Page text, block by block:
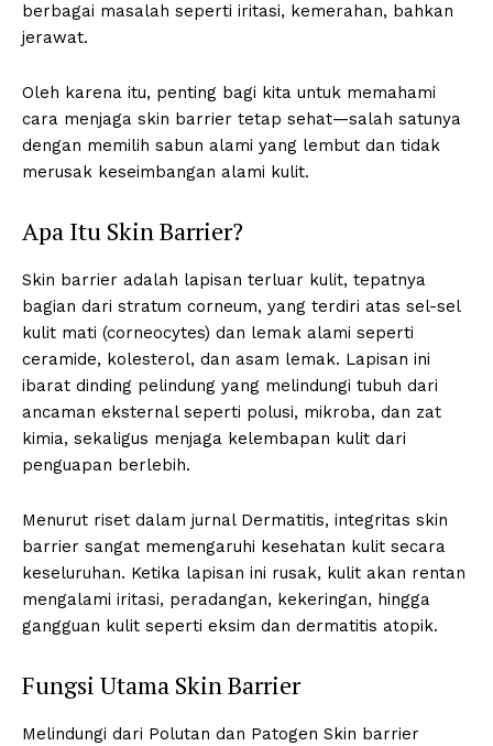
berbagai masalah seperti iritasi, kemerahan, bahkan
jerawat.
Oleh karena itu, penting bagi kita untuk memahami
cara menjaga skin barrier tetap sehat—salah satunya
dengan memilih sabun alami yang lembut dan tidak
merusak keseimbangan alami kulit.
Apa Itu Skin Barrier?
Skin barrier adalah lapisan terluar kulit, tepatnya
bagian dari stratum corneum, yang terdiri atas sel-sel
kulit mati (corneocytes) dan lemak alami seperti
ceramide, kolesterol, dan asam lemak. Lapisan ini
ibarat dinding pelindung yang melindungi tubuh dari
ancaman eksternal seperti polusi, mikroba, dan zat
kimia, sekaligus menjaga kelembapan kulit dari
penguapan berlebih.
Menurut riset dalam jurnal Dermatitis, integritas skin
barrier sangat memengaruhi kesehatan kulit secara
keseluruhan. Ketika lapisan ini rusak, kulit akan rentan
mengalami iritasi, peradangan, kekeringan, hingga
gangguan kulit seperti eksim dan dermatitis atopik.
Fungsi Utama Skin Barrier
Melindungi dari Polutan dan Patogen Skin barrier